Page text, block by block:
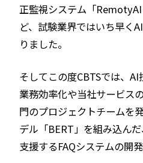
正監視システム「
ど、試験業界ではいち早く
りました。
そしてこの度CBTSでは、
業務効率化や当社サービス
門のプロジェクトチームを
デル「BERT」を組み込ん
支援するFAQシステムの開